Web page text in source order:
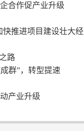
合作促产业升级
快推进项目建设壮大经
路
群”，转型提速
产业升级